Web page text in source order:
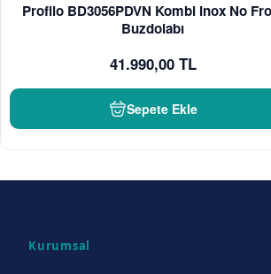
Profilo BD3056PDVN Kombi Inox No
Buzdolabı
41.990,00 TL
Sepete Ekle
Kurumsal